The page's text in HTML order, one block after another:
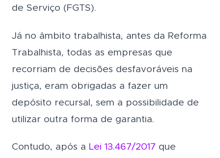
de Serviço (FGTS).
Já no âmbito trabalhista, antes da Reforma
Trabalhista, todas as empresas que
recorriam de decisões desfavoráveis na
justiça, eram obrigadas a fazer um
depósito recursal, sem a possibilidade de
utilizar outra forma de garantia.
Contudo, após a Lei 13.467/2017 que